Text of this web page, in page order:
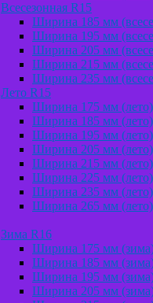
Всесезонная R15
Ширина 185 мм
Ширина 195 мм
Ширина 205 мм
Ширина 215 мм
Ширина 235 мм
Лето R15
Ширина 175 мм
Ширина 185 мм
Ширина 195 мм
Ширина 205 мм
Ширина 215 мм
Ширина 225 мм
Ширина 235 мм
Ширина 265 мм
Зима R16
Ширина 175 мм
Ширина 185 мм
Ширина 195 мм
Ширина 205 мм